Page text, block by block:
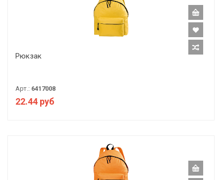
Рюкзак
Арт.: 6417008
22.44 руб